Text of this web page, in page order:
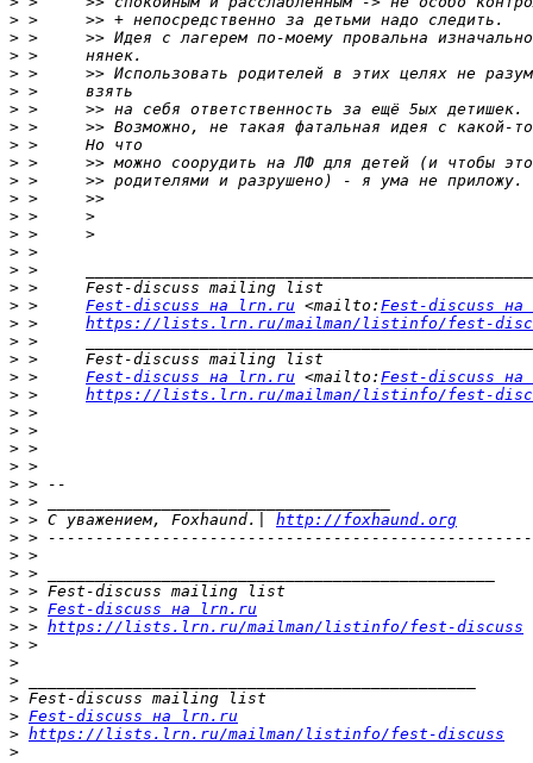
>
>
>
>
>
>
>
>
>
>
>
>
>
>
>
>
> > Fest-discuss на lrn.ru <mailto: Fest-discuss
> > https://lists.lrn.ru/mailman/listinfo/fest-
>
>
> > Fest-discuss на lrn.ru <mailto: Fest-discuss
> > https://lists.lrn.ru/mailman/listinfo/fest-
>
>
>
>
>
>
> > С уважением, Foxhaund.| http://foxhaund.org
>
>
>
>
> > Fest-discuss на lrn.ru
> > https://lists.lrn.ru/mailman/listinfo/fest-discuss
>
>
>
>
> Fest-discuss на lrn.ru
> https://lists.lrn.ru/mailman/listinfo/fest-discuss
>